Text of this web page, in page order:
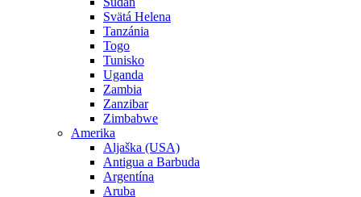
Svätá Helena
Tanzánia
Togo
Tunisko
Uganda
Zambia
Zanzibar
Zimbabwe
Amerika
Aljaška (USA)
Antigua a Barbuda
Argentína
Aruba